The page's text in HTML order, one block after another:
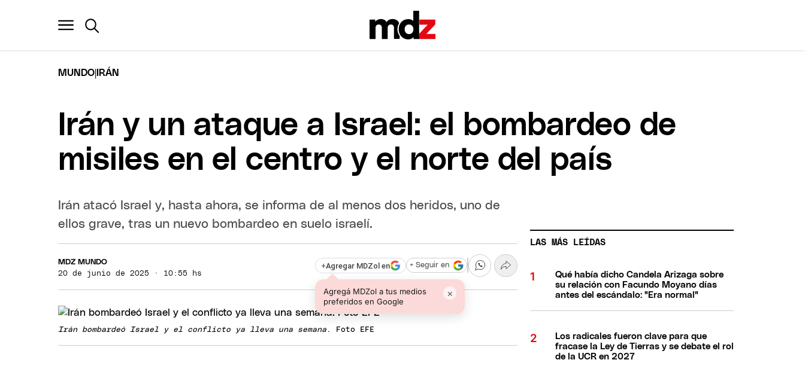
MUNDO IRÁN
Irán y un ataque a Israel: el bombardeo de
misiles en el centro y el norte del país
Irán atacó Israel y, hasta ahora, se informa de al menos dos heridos, uno de
ellos grave, tras un nuevo bombardeo en suelo israelí.
MDZ MUNDO
20 de junio de 2025 · 10:55 hs
+Agregar MDZol en
Agregá MDZol a tus medios
preferidos en Google
×
+ Seguir en
Irán bombardeó Israel y el conflicto ya lleva una semana . Foto EFE
LAS MÁS LEÍDAS
Qué había dicho Candela Arizaga sobre
su relación con Facundo Moyano días
antes del escándalo: "Era normal"
Los radicales fueron clave para que
fracase la Ley de Tierras y se debate el rol
de la UCR en 2027